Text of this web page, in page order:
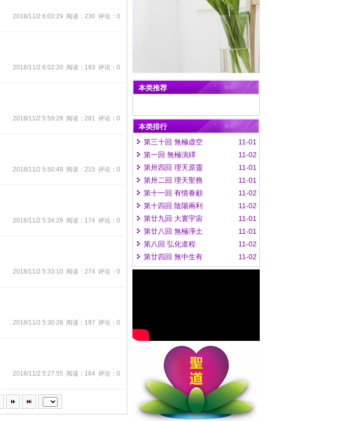
2018/11/2 6:03:29 阅读：230 评论：0
2018/11/2 6:02:20 阅读：193 评论：0
2018/11/2 5:59:29 阅读：281 评论：0
2018/11/2 5:50:49 阅读：215 评论：0
2018/11/2 5:34:29 阅读：174 评论：0
2018/11/2 5:33:10 阅读：274 评论：0
2018/11/2 5:30:28 阅读：197 评论：0
2018/11/2 5:27:55 阅读：184 评论：0
本类推荐
本类排行
11-01
第三十回 無極虚空
11-02
第一回 無極演繹
11-01
第卅四回 理天原靈
11-01
第卅二回 理天聖務
11-02
第十一回 有情眷顧
11-02
第十四回 陰陽兩利
11-01
第廿九回 大寰宇宙
11-01
第廿八回 無極淨土
11-02
第八回 弘化道程
11-02
第廿四回 無中生有